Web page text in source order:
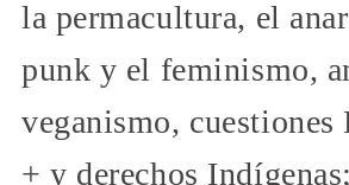
la permacultura, el
punk y el feminismo,
veganismo,
+ y derechos